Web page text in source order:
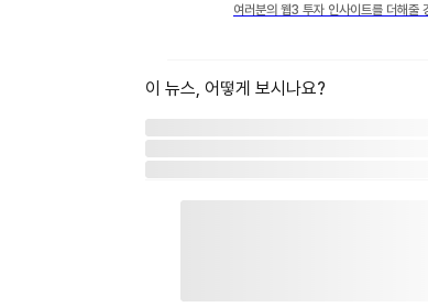
여러분의 웹3 투자 인사이트를 더해줄
이 뉴스, 어떻게 보시나요?